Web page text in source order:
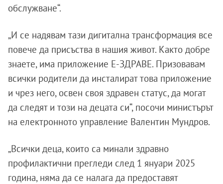
обслужване“.
„И се надявам тази дигитална трансформация все
повече да присъства в нашия живот. Както добре
знаете, има приложение Е-ЗДРАВЕ. Призовавам
всички родители да инсталират това приложение
и чрез него, освен своя здравен статус, да могат
да следят и този на децата си“, посочи министърът
на електронното управление Валентин Мундров.
„Всички деца, които са минали здравно
профилактични прегледи след 1 януари 2025
година, няма да се налага да предоставят